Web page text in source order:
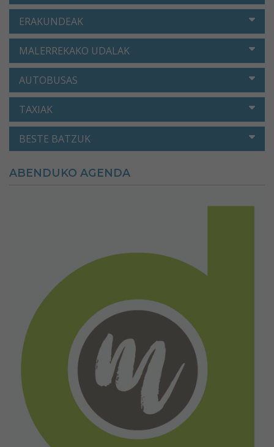
ERAKUNDEAK
MALERREKAKO UDALAK
AUTOBUSAS
TAXIAK
BESTE BATZUK
ABENDUKO AGENDA